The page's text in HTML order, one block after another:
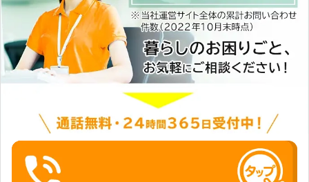
で、他社が定休日の場合もご相談くだ
さい。 お客様のお悩みは私たちが解
決いたします。